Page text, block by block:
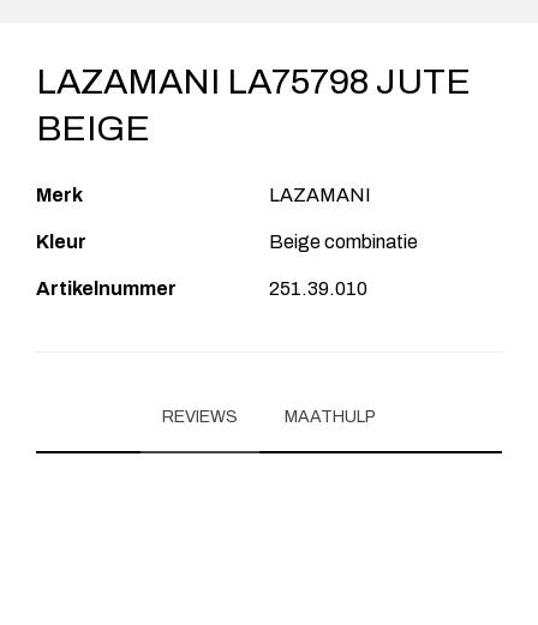
LAZAMANI LA75798 JUTE
BEIGE
Merk LAZAMANI
Kleur Beige combinatie
Artikelnummer 251.39.010
REVIEWS MAATHULP